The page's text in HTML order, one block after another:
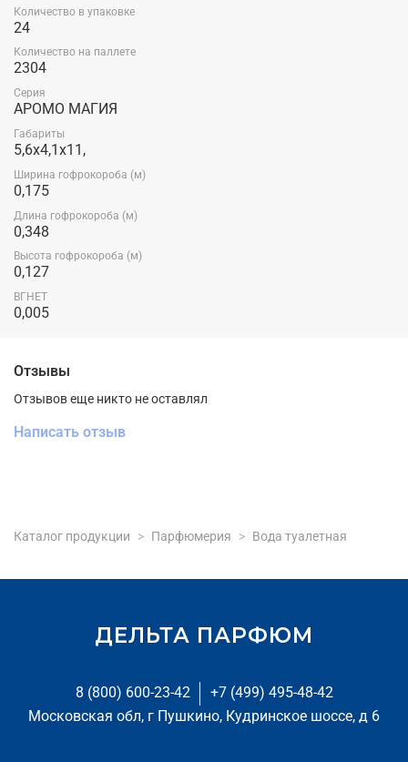
Количество в упаковке
24
Количество на паллете
2304
Серия
АРОМО МАГИЯ
Габариты
5,6x4,1x11,
Ширина гофрокороба (м)
0,175
Длина гофрокороба (м)
0,348
Высота гофрокороба (м)
0,127
ВГНЕТ
0,005
Отзывы
Отзывов еще никто не оставлял
Написать отзыв
Каталог продукции Парфюмерия Вода туалетная
8 (800) 600-23-42
+7 (499) 495-48-42
Московская обл, г Пушкино, Кудринское шоссе, д 6
ДЕЛЬТА ПАРФЮМ